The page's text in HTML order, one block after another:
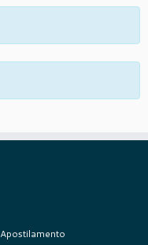
Apostilamento